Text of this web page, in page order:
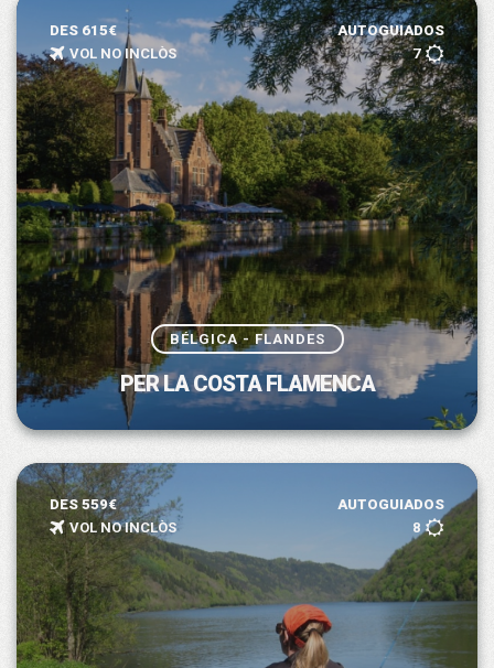
DES 615€
AUTOGUIADOS
VOL NO INCLÒS
7
BÉLGICA - FLANDES
PER LA COSTA FLAMENCA
DES 559€
AUTOGUIADOS
VOL NO INCLÒS
8